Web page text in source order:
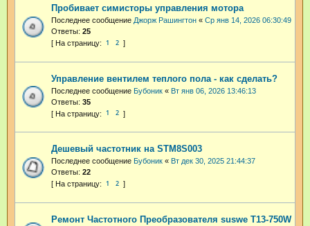
Пробивает симисторы управления мотора
Последнее сообщение Джорж Рашингтон « Ср янв 14, 2026 06:30:49
Ответы: 25
1 2
Управление вентилем теплого пола - как сделать?
Последнее сообщение Бубоник « Вт янв 06, 2026 13:46:13
Ответы: 35
1 2
Дешевый частотник на STM8S003
Последнее сообщение Бубоник « Вт дек 30, 2025 21:44:37
Ответы: 22
1 2
Ремонт Частотного Преобразователя suswe Т13-750W